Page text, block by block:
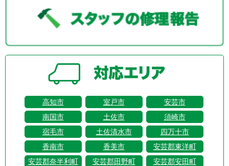
高知市 室戸市
安芸市
南国市
土佐市
須崎市
宿毛市
土佐清水市
四万十市
香南市
香美市
安芸郡東洋町
安芸郡奈半利町
安芸郡田野町
安芸郡安田町